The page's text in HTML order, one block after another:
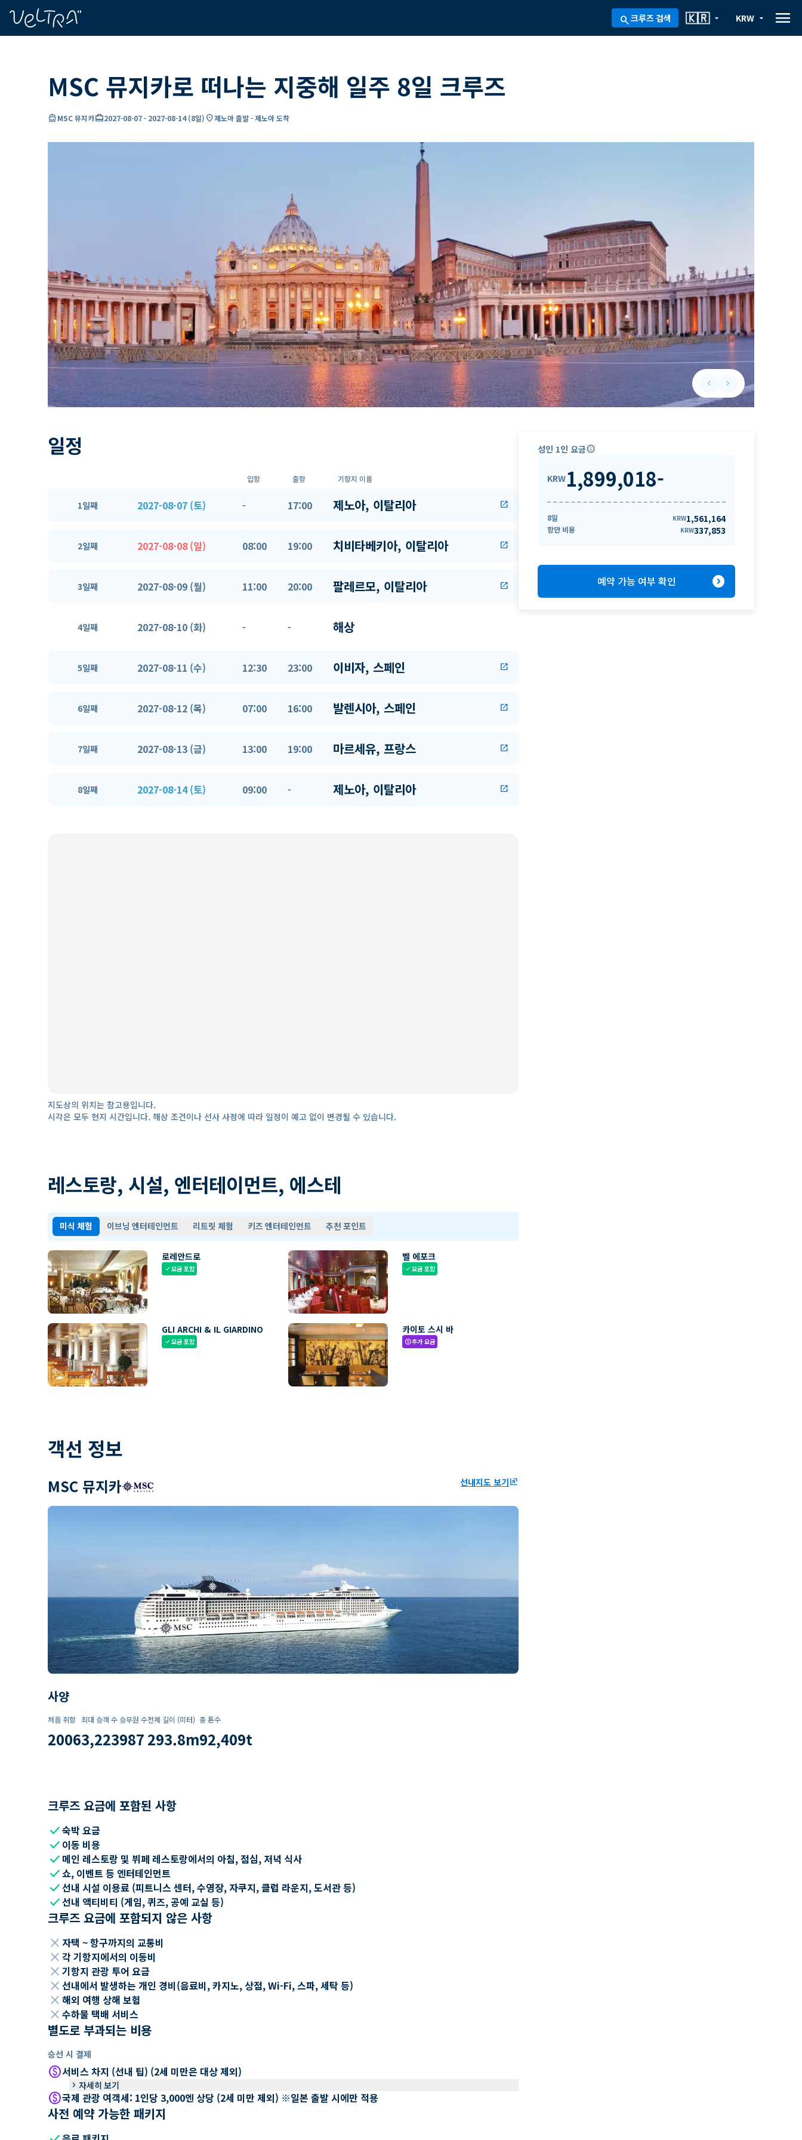
search크루즈 검색 arrow_drop_down
🇰🇷 arrow_drop_down
KRW menu
MSC 뮤지카로 떠나는 지중해 일주 8일 크루즈
directions_boatMSC 뮤지카card_travel2027-08-07- 2027-08-14(8일) location_on제노아 출발 - 제노아 도착
keyboard_arrow_leftPrevious slide
keyboard_arrow_rightNext slide
일정
입항 출항 기항지 이름
1일째 2027-08-07 (토) - 17:00 제노아, 이탈리아 open_in_new
2일째 2027-08-08 (일) 08:00 19:00 치비타베키아, 이탈리아 open_in_new
3일째 2027-08-09 (월) 11:00 20:00 팔레르모, 이탈리아 open_in_new
4일째 2027-08-10 (화) - - 해상
5일째 2027-08-11 (수) 12:30 23:00 이비자, 스페인 open_in_new
6일째 2027-08-12 (목) 07:00 16:00 발렌시아, 스페인 open_in_new
7일째 2027-08-13 (금) 13:00 19:00 마르세유, 프랑스 open_in_new
8일째 2027-08-14 (토) 09:00 - 제노아, 이탈리아 open_in_new
지도상의 위치는 참고용입니다.
시각은 모두 현지 시간입니다. 해상 조건이나 선사 사정에 따라 일정이 예고 없이 변경될 수 있습니다.
레스토랑, 시설, 엔터테이먼트, 에스테
미식 체험 이브닝 엔터테인먼트 리트릿 체험 키즈 엔터테인먼트 추천 포인트
로레안드로
check요금 포함
벨 에포크
check요금 포함
GLI ARCHI & IL GIARDINO
check요금 포함
카이토 스시 바
paid추가 요금
객선 정보
MSC 뮤지카 선내지도 보기ungroup
사양
처음 취항
2006
최대 승객 수
3,223
승무원 수
987
전체 길이 (미터)
293.8m
총 톤수
92,409t
크루즈 요금에 포함된 사항
check숙박 요금
check 이동 비용
check 메인 레스토랑 및 뷔페 레스토랑에서의 아침, 점심, 저녁 식사
check쇼, 이벤트 등 엔터테인먼트
check선내 시설 이용료 (피트니스 센터, 수영장, 자쿠지, 클럽 라운지, 도서관 등)
check선내 액티비티 (게임, 퀴즈, 공예 교실 등)
크루즈 요금에 포함되지 않은 사항
close 자택 ~ 항구까지의 교통비
close 각 기항지에서의 이동비
close 기항지 관광 투어 요금
close 선내에서 발생하는 개인 경비(음료비, 카지노, 상점, Wi-Fi, 스파, 세탁 등)
close 해외 여행 상해 보험
close 수하물 택배 서비스
별도로 부과되는 비용
승선 시 결제
paid서비스 차지 (선내 팁) (2세 미만은 대상 제외)
keyboard_arrow_right 자세히 보기
paid국제 관광 여객세: 1인당 3,000엔 상당 (2세 미만 제외) ※일본 출발 시에만 적용
사전 예약 가능한 패키지
성인 1인 요금info
KRW1,899,018-
8일 KRW1,561,164
항만 비용 KRW337,853
예약 가능 여부 확인 expand_circle_right